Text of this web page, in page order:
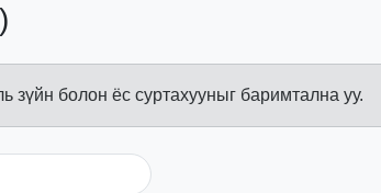
зүйн болон ёс суртахууныг баримтална уу.